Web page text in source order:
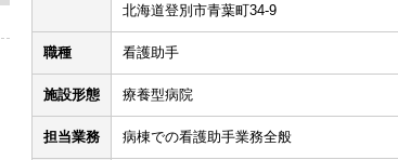
北海道登別市青葉町34-9
職種 看護助手
施設形態 療養型病院
担当業務 病棟での看護助手業務全般